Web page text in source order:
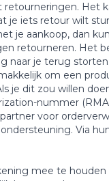
Het
je iets retour wilt
je aankoop, dan
retourneren. Het
naar je terug
om een
je dit zou willen
nummer
voor
Via
mee te houden